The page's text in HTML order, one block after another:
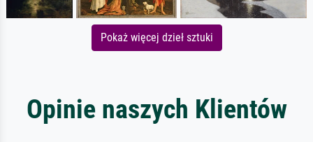
Pokaż więcej dzieł sztuki
Opinie naszych Klientów